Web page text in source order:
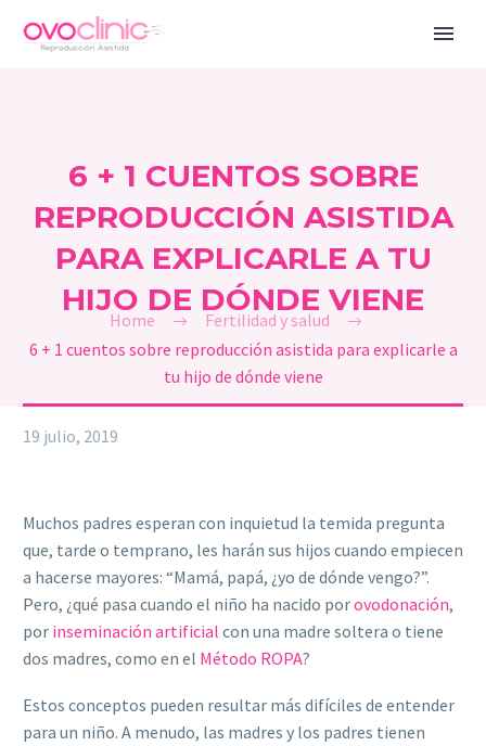
6 + 1 CUENTOS SOBRE
REPRODUCCIÓN ASISTIDA
PARA EXPLICARLE A TU
HIJO DE DÓNDE VIENE
Home
Fertilidad y salud
6 + 1 cuentos sobre reproducción asistida para explicarle a
tu hijo de dónde viene
19 julio, 2019
Muchos padres esperan con inquietud la temida pregunta
que, tarde o temprano, les harán sus hijos cuando empiecen
a hacerse mayores: “Mamá, papá, ¿yo de dónde vengo?”.
Pero, ¿qué pasa cuando el niño ha nacido porovodonación,
por inseminación artificial con una madre soltera o tiene
dos madres, como en el Método ROPA?
Estos conceptos pueden resultar más difíciles de entender
para un niño. A menudo, las madres y los padres tienen